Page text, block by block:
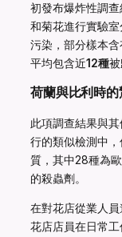
初發布爆炸性調
和菊花進行實驗
污染，部分樣本
平均包含近12種
荷蘭與比利時
此項調查結果與
行的類似檢測中
質，其中28種為
的殺蟲劑。
在對花店從業人
花店店員在日常